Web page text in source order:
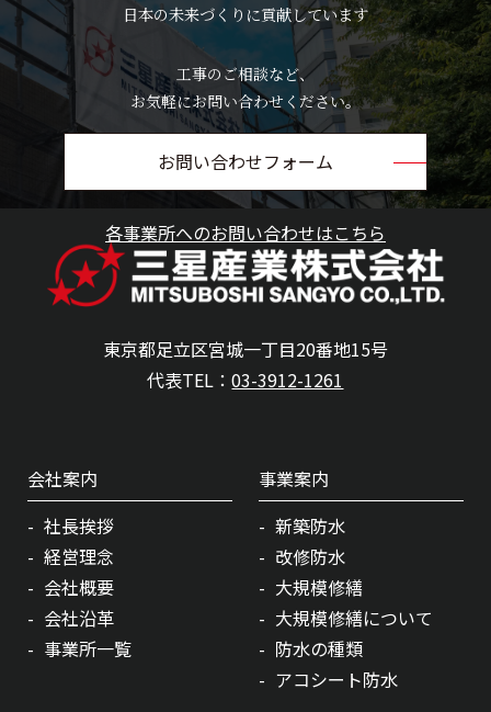
日本の未来づくりに貢献しています
工事のご相談など、
お気軽にお問い合わせください。
お問い合わせフォーム
各事業所へのお問い合わせはこちら
東京都足立区宮城一丁目20番地15号
代表TEL：03-3912-1261
会社案内
社長挨拶
経営理念
会社概要
会社沿革
事業所一覧
事業案内
新築防水
改修防水
大規模修繕
大規模修繕について
防水の種類
アコシート防水